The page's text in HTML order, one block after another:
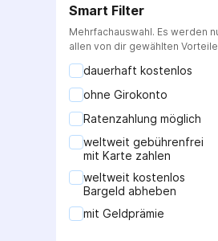
Smart Filter
Mehrfachauswahl. Es werden
allen von dir gewählten
dauerhaft kostenlos
ohne Girokonto
Ratenzahlung möglich
weltweit gebührenfrei
mit Karte zahlen
weltweit kostenlos
Bargeld abheben
mit Geldprämie